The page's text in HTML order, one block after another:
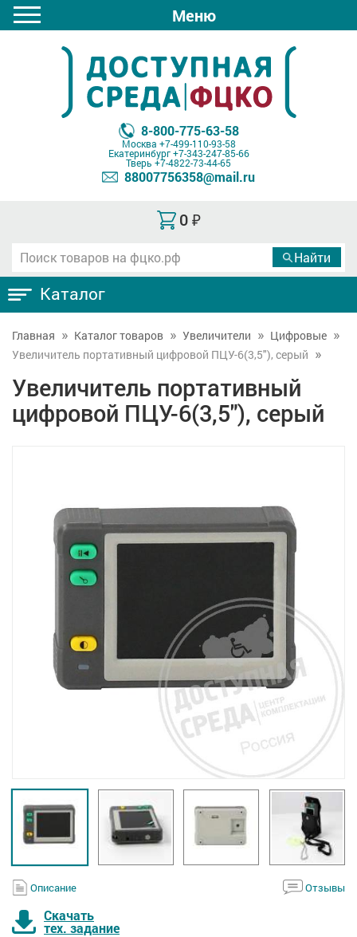
Меню
8-800-775-63-58
Москва +7-499-110-93-58
Екатеринбург+7-343-247-85-66
Тверь +7-4822-73-44-65
88007756358@mail.ru
0 ₽
Каталог
Главная Каталог товаров Увеличители
Цифровые
Увеличитель портативный цифровой ПЦУ-6(3,5"), серый
Увеличитель портативный
цифровой ПЦУ-6(3,5"), серый
Описание Отзывы
Скачать
тех. задание